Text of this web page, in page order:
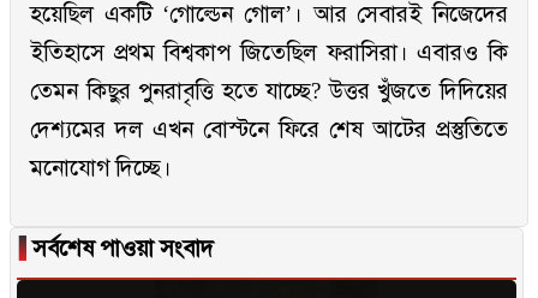
হয়েছিল একটি ‘গোল্ডেন গোল’। আর সেবারই নিজেদের
ইতিহাসে প্রথম বিশ্বকাপ জিতেছিল ফরাসিরা। এবারও কি
তেমন কিছুর পুনরাবৃত্তি হতে যাচ্ছে? উত্তর খুঁজতে দিদিয়ের
দেশ্যমের দল এখন বোস্টনে ফিরে শেষ আটের প্রস্তুতিতে
মনোযোগ দিচ্ছে।
▐সর্বশেষ পাওয়া সংবাদ